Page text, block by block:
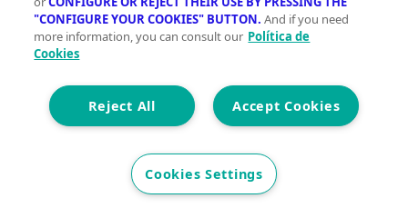
"CONFIGURE YOUR COOKIES" BUTTON. And if you need
more information, you can consult our Política de
Cookies
Accept Cookies
Reject All
Cookies Settings